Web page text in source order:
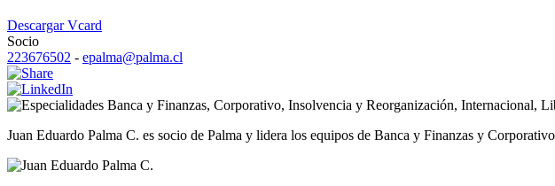
Descargar Vcard
Socio
223676502 - epalma@palma.cl
Banca y Finanzas, Corporativo, Insolvencia y Reorganización, Internacional,
Juan Eduardo Palma C. es socio de Palma y lidera los equipos de Banca y Finanzas y